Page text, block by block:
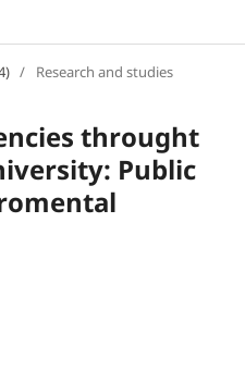
/ Research and studies
throught
Public